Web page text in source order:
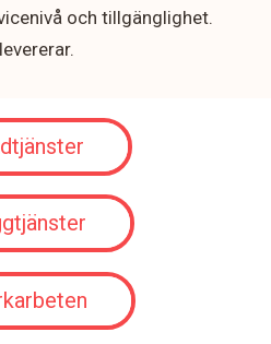
och tillgänglighet.